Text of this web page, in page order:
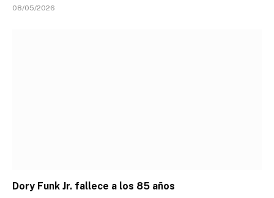
08/05/2026
Dory Funk Jr. fallece a los 85 años